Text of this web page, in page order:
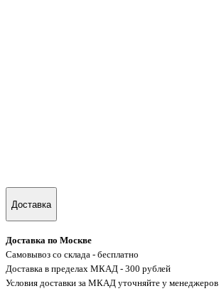
Доставка
Доставка по Москве
Самовывоз со склада - бесплатно
Доставка в пределах МКАД - 300 рублей
Условия доставки за МКАД уточняйте у менеджеров